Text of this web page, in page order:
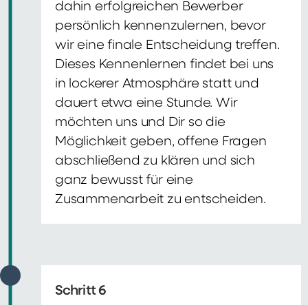
dahin erfolgreichen Bewerber
persönlich kennenzulernen, bevor
wir eine finale Entscheidung treffen.
Dieses Kennenlernen findet bei uns
in lockerer Atmosphäre statt und
dauert etwa eine Stunde. Wir
möchten uns und Dir so die
Möglichkeit geben, offene Fragen
abschließend zu klären und sich
ganz bewusst für eine
Zusammenarbeit zu entscheiden.
Schritt 6